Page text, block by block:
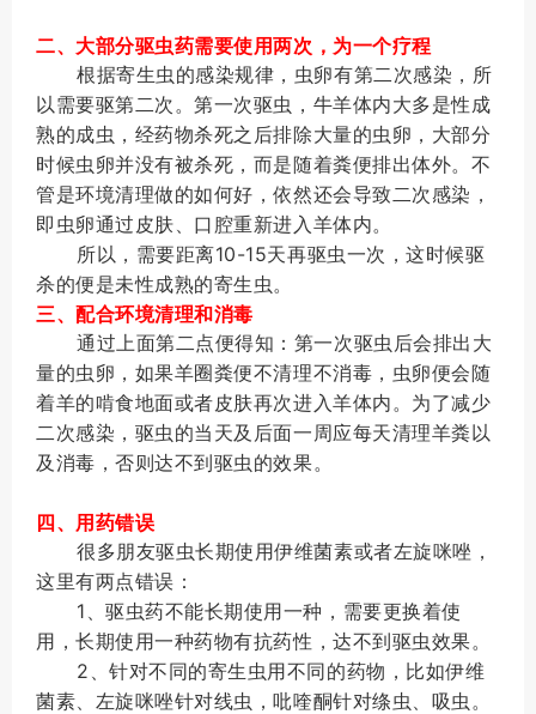
二、大部分驱虫药需要使用两次，为一个疗程
根据寄生虫的感染规律，虫卵有第二次感染，所
以需要驱第二次。第一次驱虫，牛羊体内大多是性成
熟的成虫，经药物杀死之后排除大量的虫卵，大部分
时候虫卵并没有被杀死，而是随着粪便排出体外。不
管是环境清理做的如何好，依然还会导致二次感染，
即虫卵通过皮肤、口腔重新进入羊体内。
所以，需要距离10-15天再驱虫一次，这时候驱
杀的便是未性成熟的寄生虫。
三、配合环境清理和消毒
通过上面第二点便得知：第一次驱虫后会排出大
量的虫卵，如果羊圈粪便不清理不消毒，虫卵便会随
着羊的啃食地面或者皮肤再次进入羊体内。为了减少
二次感染，驱虫的当天及后面一周应每天清理羊粪以
及消毒，否则达不到驱虫的效果。
四、用药错误
很多朋友驱虫长期使用伊维菌素或者左旋咪唑，
这里有两点错误：
1、驱虫药不能长期使用一种，需要更换着使
用，长期使用一种药物有抗药性，达不到驱虫效果。
2、针对不同的寄生虫用不同的药物，比如伊维
菌素、左旋咪唑针对线虫，吡喹酮针对绦虫、吸虫。